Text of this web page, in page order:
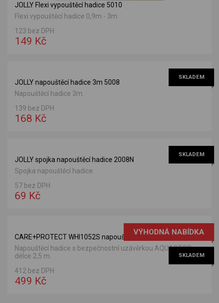
JOLLY Flexi vypouštěcí hadice 5010
Flexi vypouštěcí hadice 0,9m - 3m.
123 bez DPH
149 Kč
SKLADEM
JOLLY napouštěcí hadice 3m 5008
Napouštěcí hadice 3m.
139 bez DPH
168 Kč
SKLADEM
JOLLY spojka napouštěcí hadice 2008N
Spojka napouštěcí hadice.
57 bez DPH
69 Kč
VÝHODNÁ NABÍDKA
SKLADEM
CARE+PROTECT WHI1052S napouštěcí hadice
Napouštěcí hadice s bezpečnostní uzávěrkou AQUASTOP o
délce 2,5 m.
412 bez DPH
499 Kč